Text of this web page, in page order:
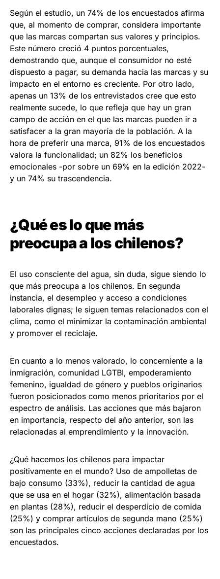
Según el estudio, un 74% de los encuestados afirma
que, al momento de comprar, considera importante
que las marcas compartan sus valores y principios.
Este número creció 4 puntos porcentuales,
demostrando que, aunque el consumidor no esté
dispuesto a pagar, su demanda hacia las marcas y su
impacto en el entorno es creciente. Por otro lado,
apenas un 13% de los entrevistados cree que esto
realmente sucede, lo que refleja que hay un gran
campo de acción en el que las marcas pueden ir a
satisfacer a la gran mayoría de la población. A la
hora de preferir una marca, 91% de los encuestados
valora la funcionalidad; un 82% los beneficios
emocionales -por sobre un 69% en la edición 2022-
y un 74% su trascendencia.
¿Qué es lo que más
preocupa a los chilenos?
El uso consciente del agua, sin duda, sigue siendo lo
que más preocupa a los chilenos. En segunda
instancia, el desempleo y acceso a condiciones
laborales dignas; le siguen temas relacionados con el
clima, como el minimizar la contaminación ambiental
y promover el reciclaje.
En cuanto a lo menos valorado, lo concerniente a la
inmigración, comunidad LGTBI, empoderamiento
femenino, igualdad de género y pueblos originarios
fueron posicionados como menos prioritarios por el
espectro de análisis. Las acciones que más bajaron
en importancia, respecto del año anterior, son las
relacionadas al emprendimiento y la innovación.
¿Qué hacemos los chilenos para impactar
positivamente en el mundo? Uso de ampolletas de
bajo consumo (33%), reducir la cantidad de agua
que se usa en el hogar (32%), alimentación basada
en plantas (28%), reducir el desperdicio de comida
(25%) y comprar artículos de segunda mano (25%)
son las principales cinco acciones declaradas por los
encuestados.